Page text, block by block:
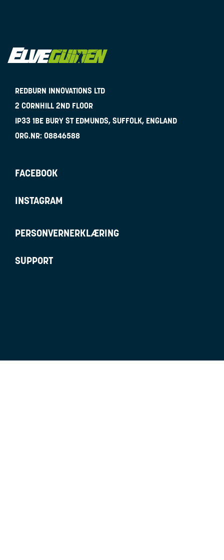
REDBURN INNOVATIONS LTD
2 CORNHILL 2ND FLOOR
IP33 1BE BURY ST EDMUNDS, SUFFOLK, ENGLAND
ORG.NR: 08846588
FACEBOOK
INSTAGRAM
PERSONVERNERKLÆRING
SUPPORT